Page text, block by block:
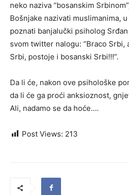
neko naziva “bosanskim
Bošnjake nazivati muslimanima,
poznati banjalučki psiholog
svom twitter nalogu: “Braco Srbi,
Srbi, postoje i bosanski Srbi!!!”.
Da li će, nakon ove psihološke
da li će ga proći anksioznost,
Ali, nadamo se da hoće….
Post Views: 213